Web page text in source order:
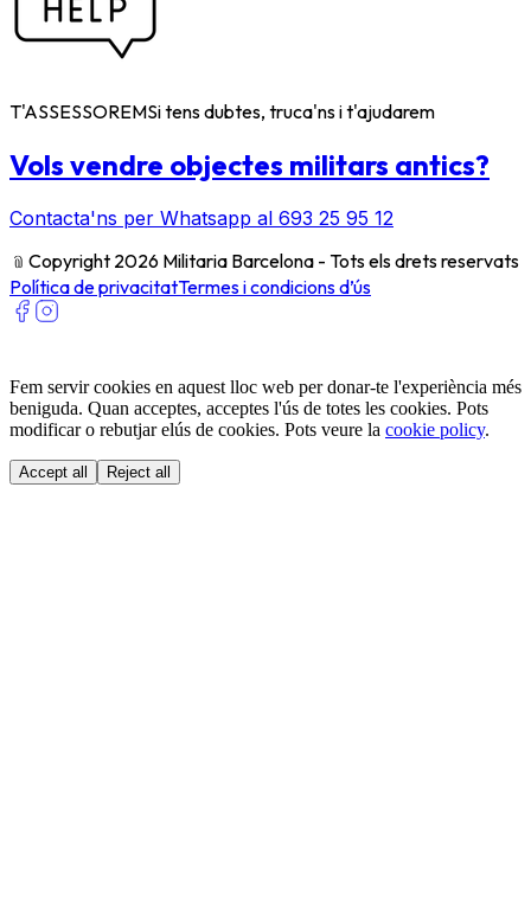
T'ASSESSOREMSi tens dubtes, truca'ns i t'ajudarem
Vols vendre objectes militars antics?
Contacta'ns per Whatsapp al 693 25 95 12
﹫ Copyright 2026 Militaria Barcelona - Tots els drets reservats
Política de privacitatTermes i condicions d’ús
Fem servir cookies en aquest lloc web per donar-te l'experiència més
beniguda. Quan acceptes, acceptes l'ús de totes les cookies. Pots
modificar o rebutjar elús de cookies. Pots veure la cookie policy.
Accept all Reject all